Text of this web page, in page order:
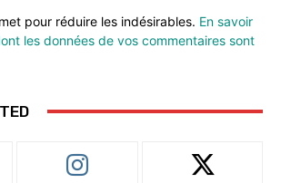
pour réduire les indésirables. En savoir
les données de vos commentaires sont